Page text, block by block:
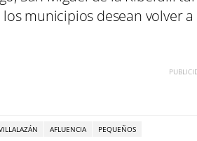
los municipios desean volver
AFLUENCIA PEQUEÑOS